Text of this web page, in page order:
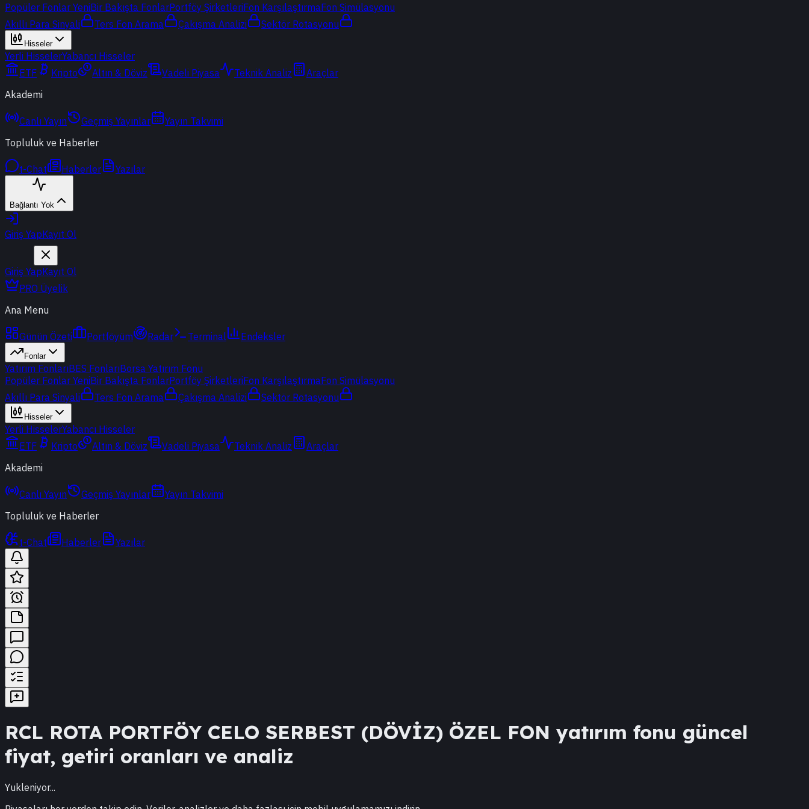
Popüler Fonlar YeniBir Bakışta FonlarPortföy ŞirketleriFon KarşılaştırmaFon Simülasyonu
Akıllı Para Sinyali
Ters Fon Arama Çakışma Analizi Sektör Rotasyonu
Hisseler
Yerli HisselerYabancı Hisseler
ETF
Kripto Altın & Döviz Vadeli Piyasa Teknik Analiz
Araçlar
Akademi
Canlı Yayın Geçmiş Yayınlar
Yayın Takvimi
Topluluk ve Haberler
t-Chat Haberler Yazılar
Bağlantı Yok
Giriş YapKayıt Ol
Giriş YapKayıt Ol
PRO Üyelik
Ana Menu
Günün Özeti Portföyüm Radar Terminal Endeksler
Fonlar
Yatırım FonlarıBES FonlarıBorsa Yatırım Fonu
Popüler Fonlar YeniBir Bakışta FonlarPortföy ŞirketleriFon KarşılaştırmaFon Simülasyonu
Akıllı Para Sinyali
Ters Fon Arama Çakışma Analizi Sektör Rotasyonu
Hisseler
Yerli HisselerYabancı Hisseler
ETF
Kripto Altın & Döviz Vadeli Piyasa Teknik Analiz
Araçlar
Akademi
Canlı Yayın Geçmiş Yayınlar
Yayın Takvimi
Topluluk ve Haberler
t-Chat Haberler Yazılar
RCL ROTA PORTFÖY CELO SERBEST (DÖVİZ) ÖZEL FON yatırım fonu güncel
fiyat, getiri oranları ve analiz
Yukleniyor...